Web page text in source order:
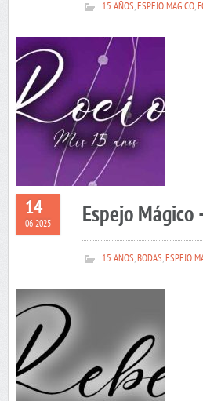
15 AÑOS,ESPEJO MAGICO,
14
06 2025 Espejo Mágico
15 AÑOS,BODAS,ESPEJO